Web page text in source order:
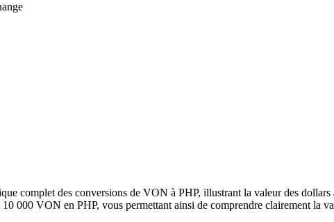
complet des conversions de VON à PHP, illustrant la valeur des
000 VON en PHP, vous permettant ainsi de comprendre clairement la